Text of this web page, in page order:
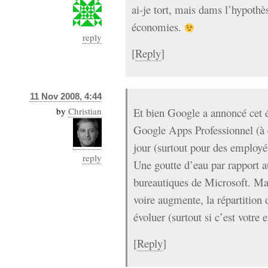
reply
ai-je tort, mais dams
économies.
[Reply]
11 Nov 2008, 4:44
by Christian
reply
Et bien Google a annoncé cet
Google Apps Professionnel
jour (surtout pour des
Une goutte d’eau par rapport
bureautiques de Microsoft.
voire augmente, la répartition
évoluer (surtout si c’est votre
[Reply]